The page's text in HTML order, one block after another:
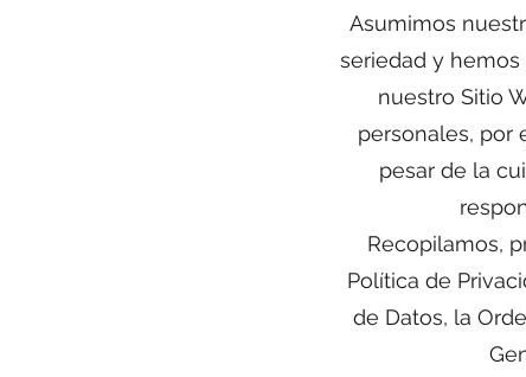
Asumimos
seriedad y
nuestro Sitio
personales, por
pesar de la
Recopilamos,
Política de
de Datos, la